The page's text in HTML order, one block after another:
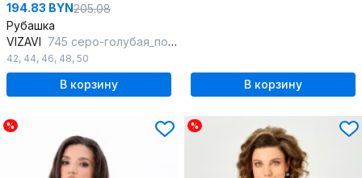
194.83 BYN205.08
Рубашка
VIZAVI 745 серо-голубая_полоска
42, 44, 46, 48, 50
В корзину В корзину
% %